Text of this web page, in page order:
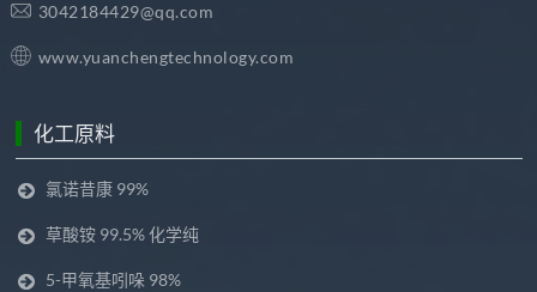
3042184429@qq.com
www.yuanchengtechnology.com
化工原料
氯诺昔康 99%
草酸铵 99.5% 化学纯
5-甲氧基吲哚 98%